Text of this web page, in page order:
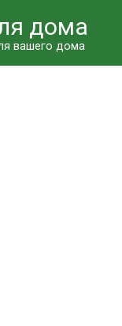
дома
вашего дома